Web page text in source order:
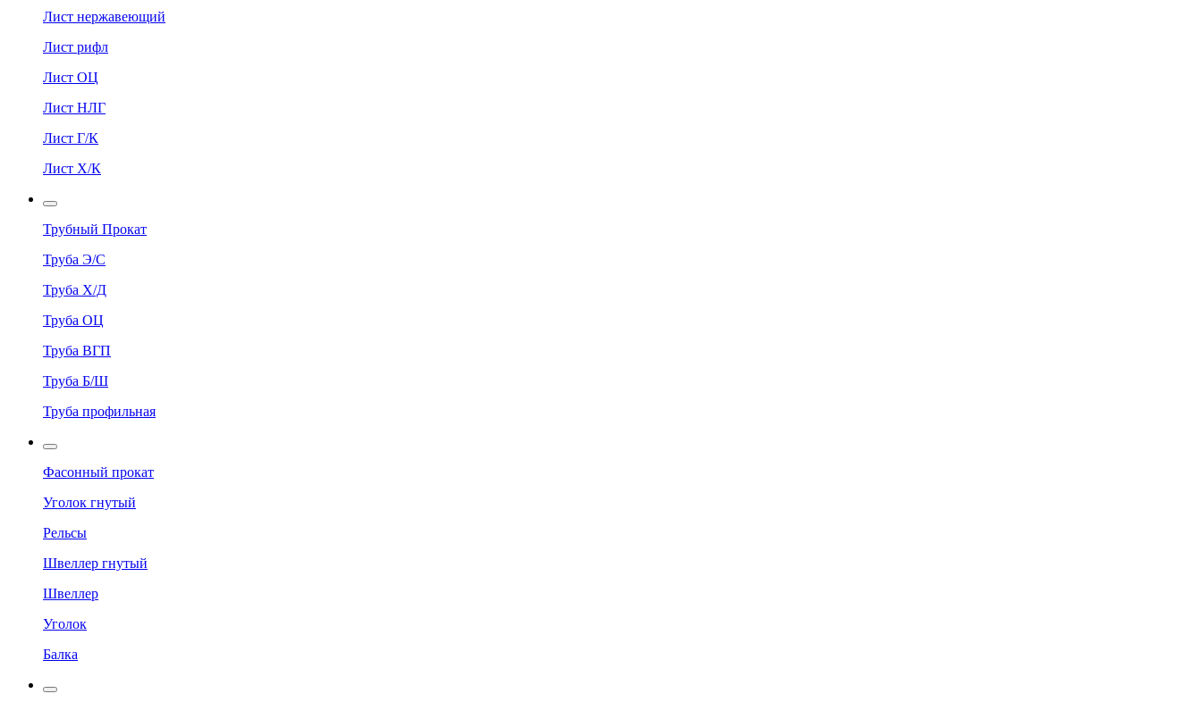
Лист нержавеющий
Лист рифл
Лист ОЦ
Лист НЛГ
Лист Г/К
Лист Х/К
Трубный Прокат
Труба Э/С
Труба Х/Д
Труба ОЦ
Труба ВГП
Труба Б/Ш
Труба профильная
Фасонный прокат
Уголок гнутый
Рельсы
Швеллер гнутый
Швеллер
Уголок
Балка